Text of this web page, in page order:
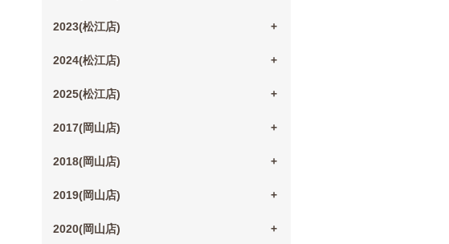
2023(松江店)
2024(松江店)
2025(松江店)
2017(岡山店)
2018(岡山店)
2019(岡山店)
2020(岡山店)